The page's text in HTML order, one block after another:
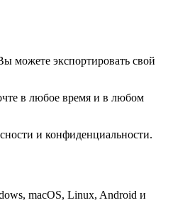
можете экспортировать свой
в любое время и в любом
и конфиденциальности.
macOS, Linux, Android и